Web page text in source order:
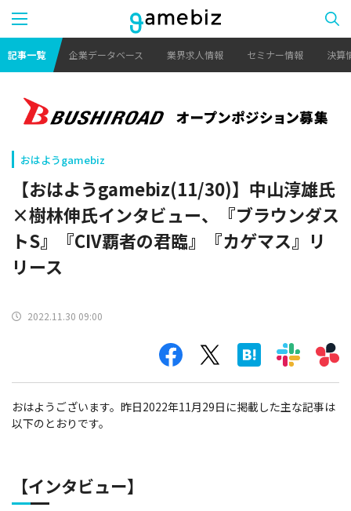
記事一覧 企業データベース 業界求人情報 セミナー情報 決算
おはようgamebiz
【おはようgamebiz(11/30)】中山淳雄氏
×樹林伸氏インタビュー、『ブラウンダス
トS』『CIV覇者の君臨』『カゲマス』リ
リース
2022.11.30 09:00
おはようございます。昨日2022年11月29日に掲載した主な記事は
以下のとおりです。
【インタビュー】